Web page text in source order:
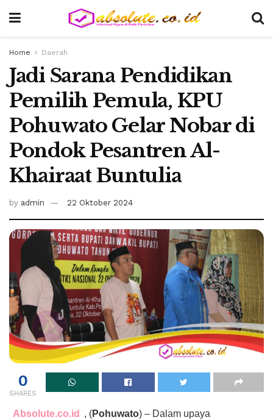
Home Daerah
Jadi Sarana Pendidikan
Pemilih Pemula, KPU
Pohuwato Gelar Nobar di
Pondok Pesantren Al-
Khairaat Buntulia
by admin 22 Oktober 2024
0
SHARES
Absolute.co.id , (Pohuwato) – Dalam upaya